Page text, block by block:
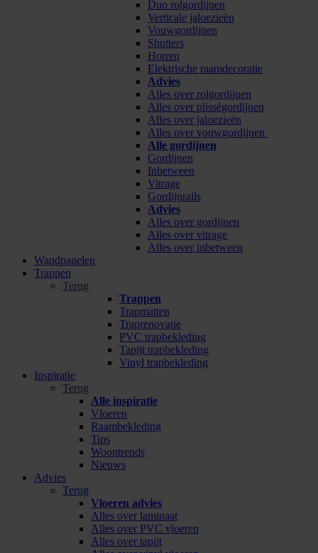
Duo rolgordijnen
Verticale jaloezieën
Vouwgordijnen
Shutters
Horren
Elektrische raamdecoratie
Advies
Alles over rolgordijnen
Alles over plisségordijnen
Alles over jaloezieën
Alles over vouwgordijnen
Alle gordijnen
Gordijnen
Inbetween
Vitrage
Gordijnrails
Advies
Alles over gordijnen
Alles over vitrage
Alles over inbetween
Wandpanelen
Trappen
Terug
Trappen
Trapmatten
Traprenovatie
PVC trapbekleding
Tapijt trapbekleding
Vinyl trapbekleding
Inspiratie
Terug
Alle inspiratie
Vloeren
Raambekleding
Tips
Woontrends
Nieuws
Advies
Terug
Vloeren advies
Alles over laminaat
Alles over PVC vloeren
Alles over tapijt